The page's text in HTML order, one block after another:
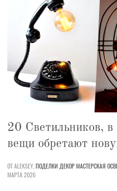
20 Светильников,
вещи обретают
ОТ ALEKSEY,ПОДЕЛКИ ДЕКОРМАСТЕРСКАЯ
МАРТА 2026